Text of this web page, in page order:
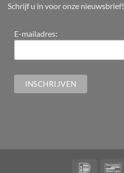
Schrijf u in voor onze nieuwsbrief!
E-mailadres: